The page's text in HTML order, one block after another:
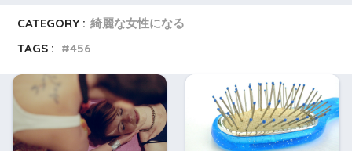
CATEGORY : 綺麗な女性になる
TAGS :
456